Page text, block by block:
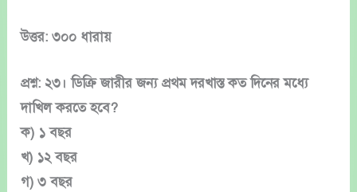
উত্তর: ৩০০ ধারায়
প্রশ্ন: ২৩। ডিক্রি জারীর জন্য প্রথম দরখাস্ত কত দিনের মধ্যে
দাখিল করতে হবে?
ক) ১ বছর
খ) ১২ বছর
গ) ৩ বছর